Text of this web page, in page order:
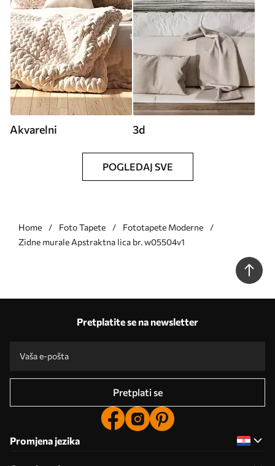
Akvarelni 3d
POGLEDAJ SVE
Home Foto Tapete
Fototapete Moderne
Zidne murale Apstraktna lica br. w05504v1
Pretplatite se na newsletter
Pretplati se
Promjena jezika